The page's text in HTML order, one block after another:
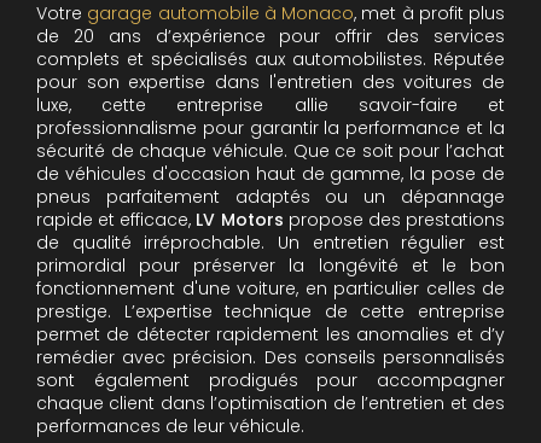
Votre garage automobile à Monaco, met à profit plus
de 20 ans d’expérience pour offrir des services
complets et spécialisés aux automobilistes. Réputée
pour son expertise dans l'entretien des voitures de
luxe, cette entreprise allie savoir-faire et
professionnalisme pour garantir la performance et la
sécurité de chaque véhicule. Que ce soit pour l’achat
de véhicules d'occasion haut de gamme, la pose de
pneus parfaitement adaptés ou un dépannage
rapide et efficace, LV Motors propose des prestations
de qualité irréprochable. Un entretien régulier est
primordial pour préserver la longévité et le bon
fonctionnement d'une voiture, en particulier celles de
prestige. L’expertise technique de cette entreprise
permet de détecter rapidement les anomalies et d’y
remédier avec précision. Des conseils personnalisés
sont également prodigués pour accompagner
chaque client dans l’optimisation de l’entretien et des
performances de leur véhicule.